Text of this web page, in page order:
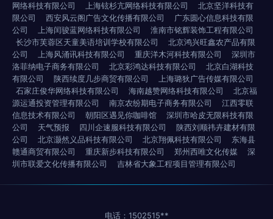
网络科技有限公司
上海铉杉亢网络科技有限公司
北京坚洋科技有
限公司
西安风云阁广告文化传播有限公司
广东圆心信息科技有限
公司
上海闰骏蓝网络科技有限公司
淮南市铭辉装饰工程有限公司
长沙市芙蓉区天童美语培训学校有限公司
北京鸿兴旺鑫农产品有限
公司
上海风涌讯科技有限公司 重庆洋木河科技有限公司
深圳市
洛菲纳电子商务有限公司
北京彩鸿达科技有限公司
北京白湖科技
有限公司
陕西续度几步商贸有限公司
上海璐狄广告传媒有限公司
石家庄俊华网络科技有限公司
海南越赞网络科技有限公司
北京福
源运通投资管理有限公司
南京农纷期电子商务有限公司
江西零联
信息技术有限公司
朝阳区遇见你咖啡馆
深圳市哈皮无限科技有限
公司
天气预报 四川企速服科技有限公司
陕西刘顺祎卉建材有限
公司
北京灏然义品科技有限公司 北京翔佩科技有限公司
东海县
赣通商贸有限公司
重庆新步科技有限公司 郑州西唯文化传媒
深
圳市联爱文化传播有限公司
吉林省大象工程项目管理有限公司
电话：1502515**